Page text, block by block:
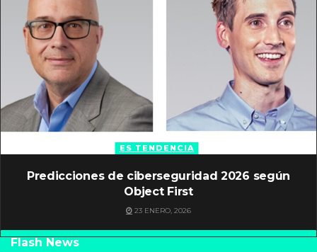
ES TENDENCIA
Predicciones de ciberseguridad 2026 según
Object First
23 ENERO, 2026
Flash News